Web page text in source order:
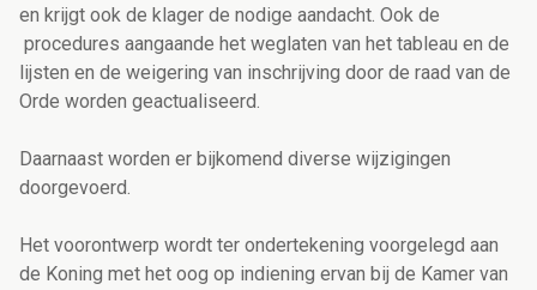
en krijgt ook de klager de nodige aandacht. Ook de
procedures aangaande het weglaten van het tableau en de
lijsten en de weigering van inschrijving door de raad van de
Orde worden geactualiseerd.
Daarnaast worden er bijkomend diverse wijzigingen
doorgevoerd.
Het voorontwerp wordt ter ondertekening voorgelegd aan
de Koning met het oog op indiening ervan bij de Kamer van